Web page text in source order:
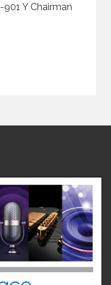
Y Chairman